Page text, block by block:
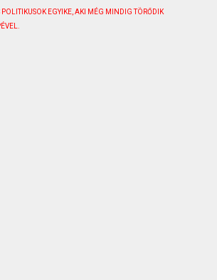
EGYIKE, AKI MÉG MINDIG TÖRŐDIK